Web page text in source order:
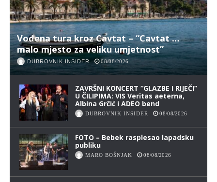
Vođena tura kroz Cavtat – “Cavtat …
malo mjesto za veliku umjetnost”
DUBROVNIK INSIDER 08/08/2026
ZAVRŠNI KONCERT “GLAZBE I RIJEČI”
U ČILIPIMA: VIS Veritas aeterna,
Albina Grčić i ADEO bend
DUBROVNIK INSIDER 08/08/2026
FOTO – Bebek rasplesao lapadsku
publiku
MARO BOŠNJAK 08/08/2026